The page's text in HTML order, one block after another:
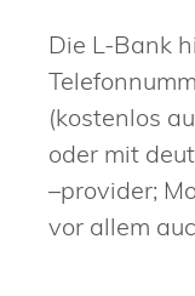
Die L-Bank
(kostenlos
oder mit
–provider;
vor allem